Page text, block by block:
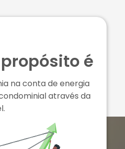
propósito é
na conta de energia
através da